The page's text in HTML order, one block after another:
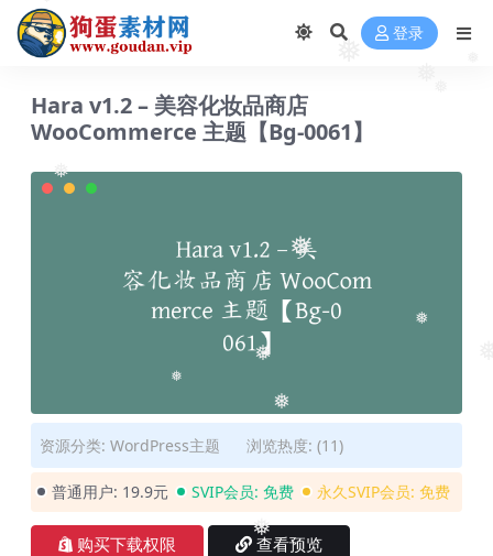
❅
❅
❅
❅
❅
❅
登录
Hara v1.2 – 美容化妆品商店
WooCommerce 主题【Bg-0061】
资源分类: WordPress主题 浏览热度: (11)
普通用户: 19.9元 SVIP会员: 免费 永久SVIP会员: 免费
购买下载权限 查看预览